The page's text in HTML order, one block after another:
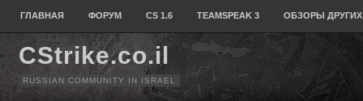
CStrike.co.il
RUSSIAN COMMUNITY IN ISRAEL
ГЛАВНАЯ ФОРУМ CS 1.6 TEAMSPEAK 3 ОБЗОРЫ ДРУГИХ